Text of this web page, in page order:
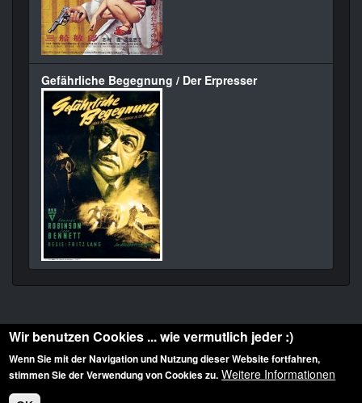
Gefährliche Begegnung / Der Erpresser
Diese Website ist urheberrechtlich geschützt: © 2010-2026 der Film Noir de. Alle
Rechte vorbehalten.
Wir benutzen Cookies ... wie vermutlich jeder :)
Wenn Sie mit der Navigation und Nutzung dieser Website fortfahren,
stimmen Sie der Verwendung von Cookies zu. Weitere Informationen